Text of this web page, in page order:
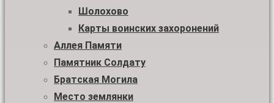
Шолохово
Карты воинских захоронений
Аллея Памяти
Памятник Солдату
Братская Могила
Место землянки